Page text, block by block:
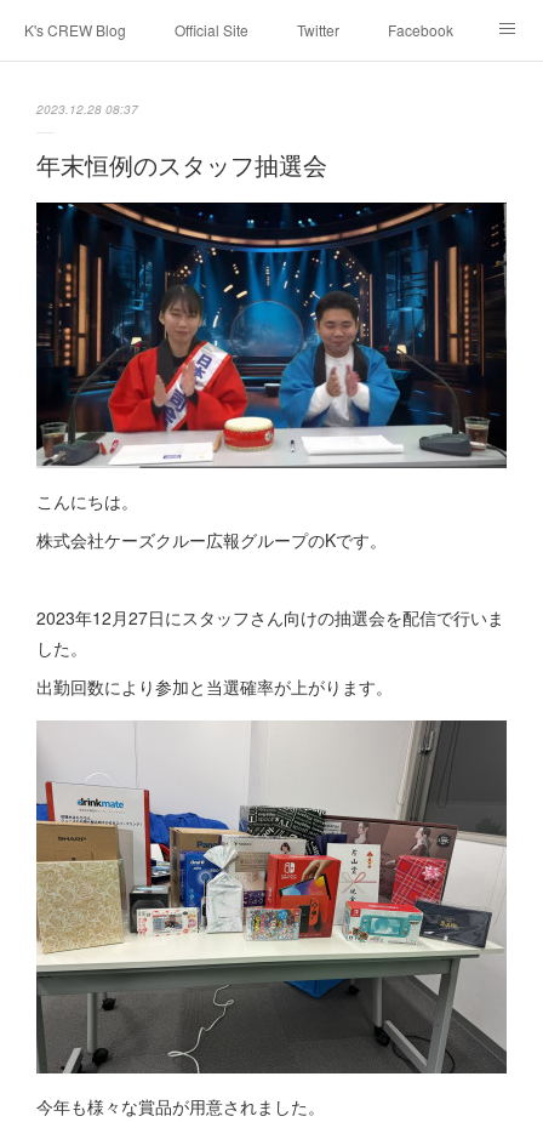
K's CREW Blog Official Site Twitter Facebook
2023.12.28 08:37
年末恒例のスタッフ抽選会
こんにちは。
株式会社ケーズクルー広報グループのKです。
2023年12月27日にスタッフさん向けの抽選会を配信で行いま
した。
出勤回数により参加と当選確率が上がります。
今年も様々な賞品が用意されました。